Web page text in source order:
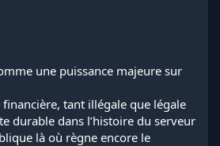
une puissance majeure sur
tant illégale que légale
durable dans l’histoire du serveur
là où règne encore le